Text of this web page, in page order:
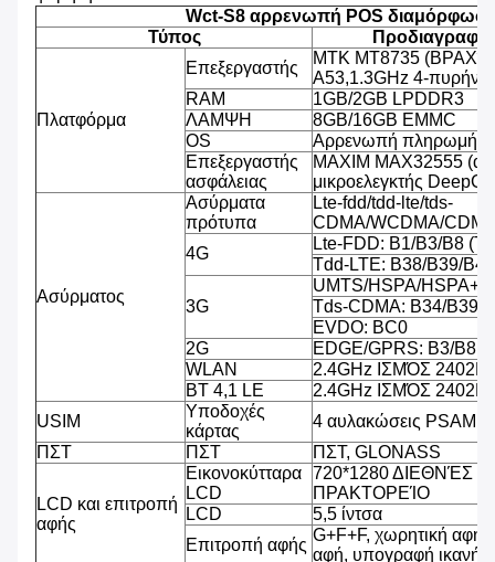
Wct-S8 αρρενωπή POS
Τύπος
Προδιαγραφή
Πλατφόρμα
Επεξεργαστής
MTK MT8735
A53,1.3GHz 4-
RAM
1GB/2GB LPDDR3
ΛΑΜΨΗ
8GB/16GB EMMC
OS
Αρρενωπή πληρωμή
Επεξεργαστής
ασφάλειας
MAXIM MAX32555
μικροελεγκτής
Ασύρματος
Ασύρματα
πρότυπα
Lte-fdd/tdd-lte/tds-
CDMA/WCDMA/
4G
Lte-FDD: B1/B3/B8
Tdd-LTE: B38/B39/
3G
UMTS/HSPA/HSPA+/
Tds-CDMA: B34/B39
EVDO: BC0
2G
EDGE/GPRS: B3/B8
WLAN
2.4GHz ΙΣΜΌΣ
BT 4,1 LE
2.4GHz ΙΣΜΌΣ
USIM
Υποδοχές
κάρτας
4 αυλακώσεις PSAM,
ΠΣΤ
ΠΣΤ ΠΣΤ, GLONASS
LCD και επιτροπή
αφής
Εικονοκύτταρα
LCD
720*1280 ΔΙΕΘΝΈΣ
ΠΡΑΚΤΟΡΕΊΟ
LCD
5,5 ίντσα
Επιτροπή αφής
G+F+F, χωρητική αφή
αφή, υπογραφή ικανή,